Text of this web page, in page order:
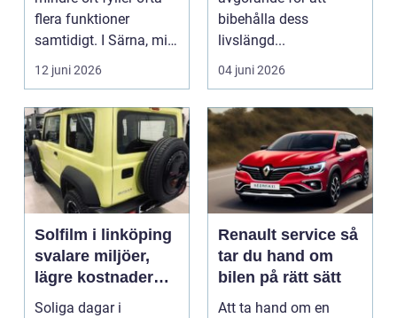
flera funktioner
samtidigt. I Särna, mitt
i norra Dalarna,...
12 juni 2026
bibehålla dess
livslängd...
04 juni 2026
Solfilm i linköping
svalare miljöer,
lägre kostnader
och bättre komfort
Soliga dagar i
Renault service så
tar du hand om
bilen på rätt sätt
Att ta hand om en